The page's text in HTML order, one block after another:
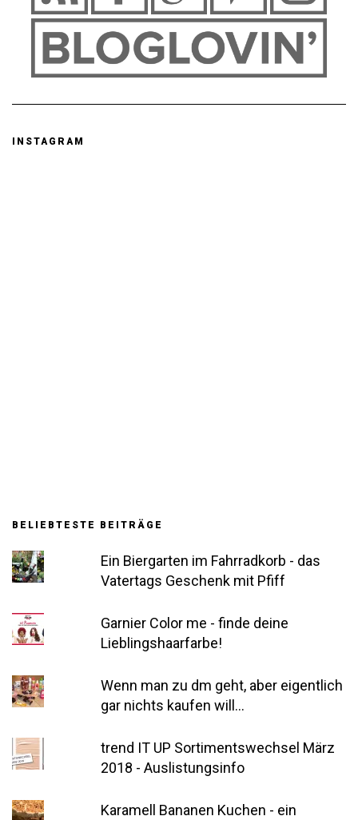
INSTAGRAM
BELIEBTESTE BEITRÄGE
Ein Biergarten im Fahrradkorb - das
Vatertags Geschenk mit Pfiff
Garnier Color me - finde deine
Lieblingshaarfarbe!
Wenn man zu dm geht, aber eigentlich
gar nichts kaufen will...
trend IT UP Sortimentswechsel März
2018 - Auslistungsinfo
Karamell Bananen Kuchen - ein